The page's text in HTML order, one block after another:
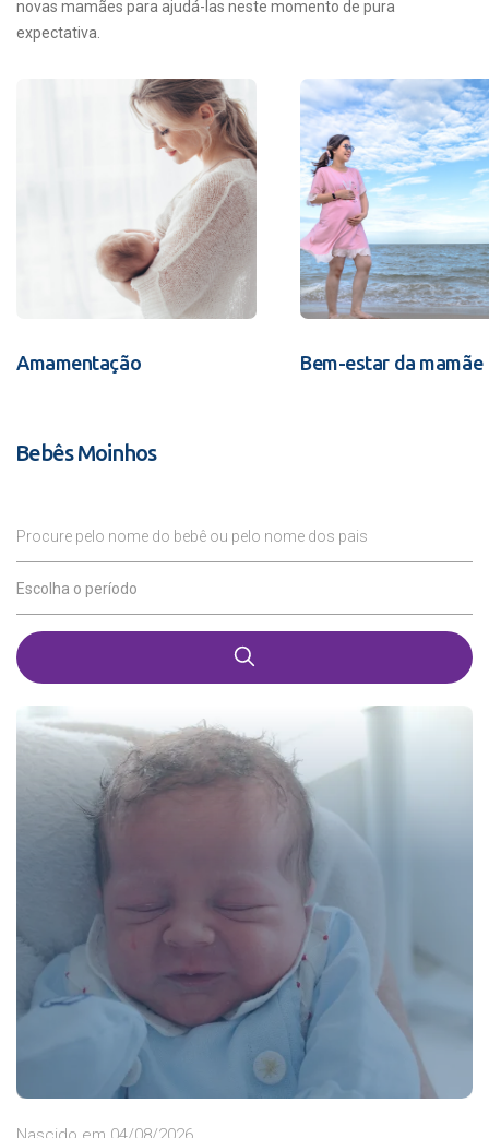
novas mamães para ajudá-las neste momento de pura
expectativa.
Amamentação Bem-estar da mamãe
Bebês Moinhos
Procure pelo nome do bebê ou pelo nome dos pais
Escolha o período